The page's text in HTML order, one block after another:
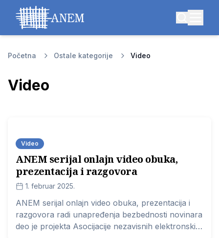
Početna Ostale kategorije Video
Video
Video
ANEM serijal onlajn video obuka,
prezentacija i razgovora
1. februar 2025.
ANEM serijal onlajn video obuka, prezentacija i
razgovora radi unapređenja bezbednosti novinara
deo je projekta Asocijacije nezavisnih elektronskih